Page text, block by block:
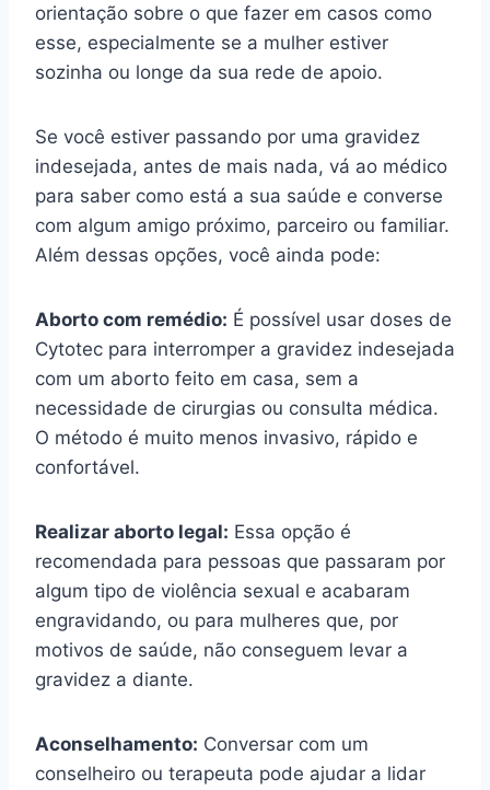
orientação sobre o que fazer em casos como
esse, especialmente se a mulher estiver
sozinha ou longe da sua rede de apoio.
Se você estiver passando por uma gravidez
indesejada, antes de mais nada, vá ao médico
para saber como está a sua saúde e converse
com algum amigo próximo, parceiro ou familiar.
Além dessas opções, você ainda pode:
Aborto com remédio: É possível usar doses de
Cytotec para interromper a gravidez indesejada
com um aborto feito em casa, sem a
necessidade de cirurgias ou consulta médica.
O método é muito menos invasivo, rápido e
confortável.
Realizar aborto legal: Essa opção é
recomendada para pessoas que passaram por
algum tipo de violência sexual e acabaram
engravidando, ou para mulheres que, por
motivos de saúde, não conseguem levar a
gravidez a diante.
Aconselhamento: Conversar com um
conselheiro ou terapeuta pode ajudar a lidar